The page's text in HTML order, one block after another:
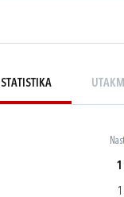
STATISTIKA